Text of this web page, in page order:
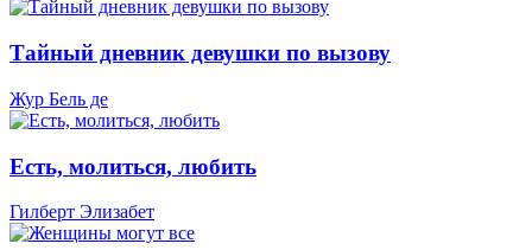
Тайный дневник девушки по вызову
Жур Бель де
Есть, молиться, любить
Гилберт Элизабет